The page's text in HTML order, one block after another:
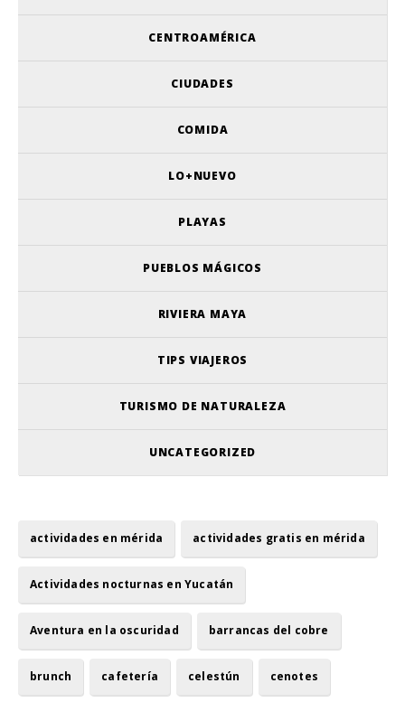
CENTROAMÉRICA
CIUDADES
COMIDA
LO+NUEVO
PLAYAS
PUEBLOS MÁGICOS
RIVIERA MAYA
TIPS VIAJEROS
TURISMO DE NATURALEZA
UNCATEGORIZED
actividades en mérida actividades gratis en mérida
Actividades nocturnas en Yucatán
Aventura en la oscuridad barrancas del cobre
brunch cafetería celestún cenotes